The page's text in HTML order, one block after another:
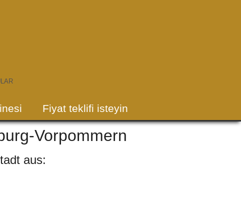
Fiyat teklifi isteyin
Vorpommern
aus: